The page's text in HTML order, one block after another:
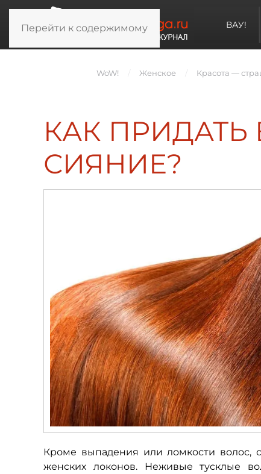
Перейти к содержимому ВАУ!
WoW! Женское Красота —
КАК
СИЯНИЕ?
Кроме выпадения или ломкости волос,
женских локонов. Неживые тусклые